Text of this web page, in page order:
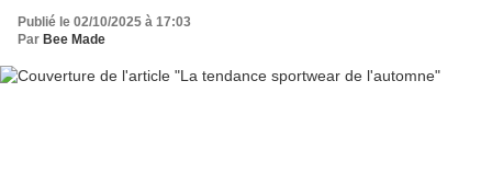
Publié le 02/10/2025 à 17:03
Par Bee Made